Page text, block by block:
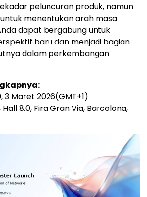
peluncuran produk, namun
menentukan arah masa
dapat bergabung untuk
baru dan menjadi bagian
dalam perkembangan
3 Maret 2026(GMT+1)
8.0, Fira Gran Via, Barcelona,